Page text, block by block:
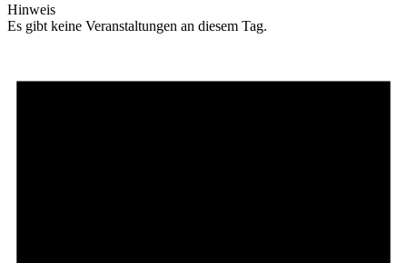
Hinweis
Es gibt keine Veranstaltungen an diesem Tag.